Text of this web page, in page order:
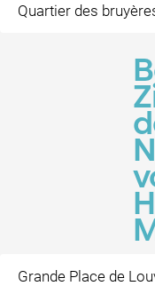
Quartier des
Grande Place de